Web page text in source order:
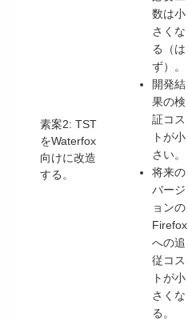
素案2: TST
をWaterfox
向けに改造
する。
数は小
さくな
る（は
ず）。
開発結
果の検
証コス
トが小
さい。
将来の
バージ
ョンの
Firefox
への追
従コス
トが小
さくな
る。